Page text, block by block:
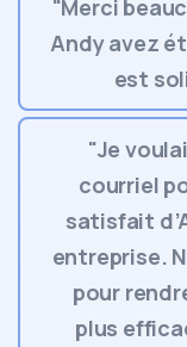
"Merci
Andy avez
est
"Je
courriel
satisfait
entreprise.
pour
plus